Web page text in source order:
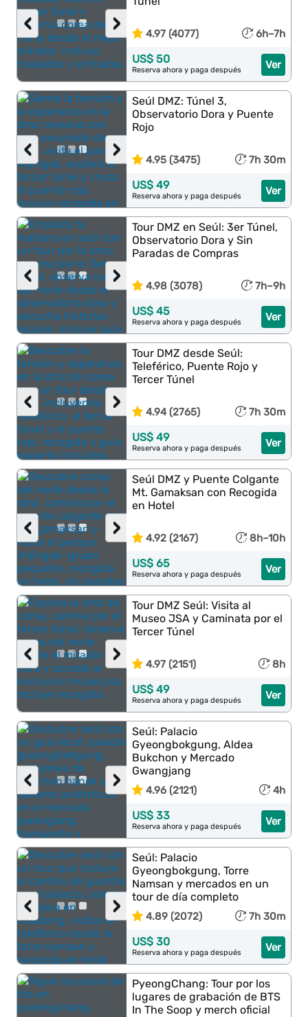
›
‹ 4.97 (4077) 6h–7h
Ver
US$ 50
Reserva ahora y paga después
›
‹
Seúl DMZ: Túnel 3,
Observatorio Dora y Puente
Rojo
4.95 (3475) 7h 30m
Ver
US$ 49
Reserva ahora y paga después
›
‹
Tour DMZ en Seúl: 3er Túnel,
Observatorio Dora y Sin
Paradas de Compras
4.98 (3078) 7h–9h
Ver
US$ 45
Reserva ahora y paga después
›
‹
Tour DMZ desde Seúl:
Teleférico, Puente Rojo y
Tercer Túnel
4.94 (2765) 7h 30m
Ver
US$ 49
Reserva ahora y paga después
›
‹
Seúl DMZ y Puente Colgante
Mt. Gamaksan con Recogida
en Hotel
4.92 (2167) 8h–10h
Ver
US$ 65
Reserva ahora y paga después
›
‹
Tour DMZ Seúl: Visita al
Museo JSA y Caminata por el
Tercer Túnel
4.97 (2151) 8h
Ver
US$ 49
Reserva ahora y paga después
›
‹
Seúl: Palacio
Gyeongbokgung, Aldea
Bukchon y Mercado
Gwangjang
4.96 (2121) 4h
Ver
US$ 33
Reserva ahora y paga después
›
‹
Seúl: Palacio
Gyeongbokgung, Torre
Namsan y mercados en un
tour de día completo
4.89 (2072) 7h 30m
Ver
US$ 30
Reserva ahora y paga después
PyeongChang: Tour por los
lugares de grabación de BTS
In The Soop y merch oficial